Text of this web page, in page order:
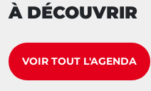
À DÉCOUVRIR
VOIR TOUT L'AGENDA